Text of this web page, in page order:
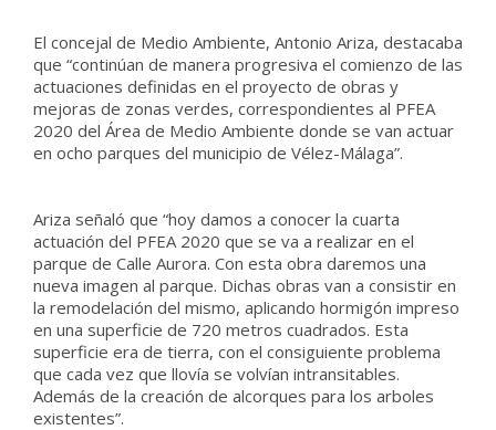
El concejal de Medio Ambiente, Antonio Ariza, destacaba
que “continúan de manera progresiva el comienzo de las
actuaciones definidas en el proyecto de obras y
mejoras de zonas verdes, correspondientes al PFEA
2020 del Área de Medio Ambiente donde se van actuar
en ocho parques del municipio de Vélez-Málaga”.
Ariza señaló que “hoy damos a conocer la cuarta
actuación del PFEA 2020 que se va a realizar en el
parque de Calle Aurora. Con esta obra daremos una
nueva imagen al parque. Dichas obras van a consistir en
la remodelación del mismo, aplicando hormigón impreso
en una superficie de 720 metros cuadrados. Esta
superficie era de tierra, con el consiguiente problema
que cada vez que llovía se volvían intransitables.
Además de la creación de alcorques para los arboles
existentes”.